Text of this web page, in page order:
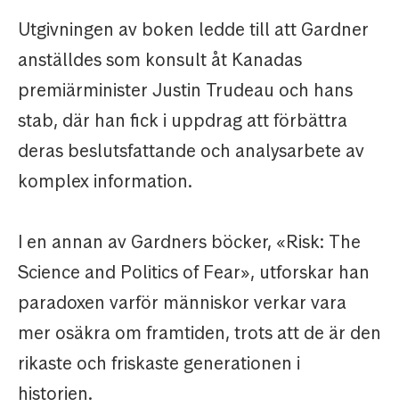
Utgivningen av boken ledde till att Gardner
anställdes som konsult åt Kanadas
premiärminister Justin Trudeau och hans
stab, där han fick i uppdrag att förbättra
deras beslutsfattande och analysarbete av
komplex information.
I en annan av Gardners böcker, «Risk: The
Science and Politics of Fear», utforskar han
paradoxen varför människor verkar vara
mer osäkra om framtiden, trots att de är den
rikaste och friskaste generationen i
historien.